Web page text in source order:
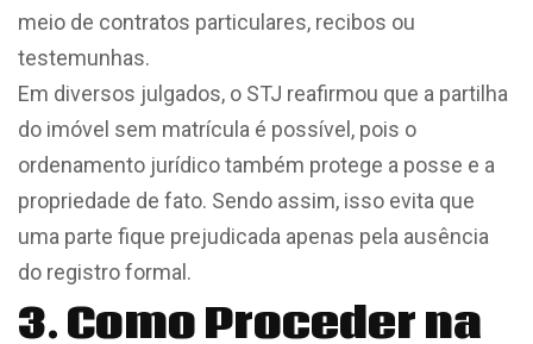
meio de contratos particulares, recibos ou
testemunhas.
Em diversos julgados, o STJ reafirmou que a partilha
do imóvel sem matrícula é possível, pois o
ordenamento jurídico também protege a posse e a
propriedade de fato. Sendo assim, isso evita que
uma parte fique prejudicada apenas pela ausência
do registro formal.
3. Como Proceder na